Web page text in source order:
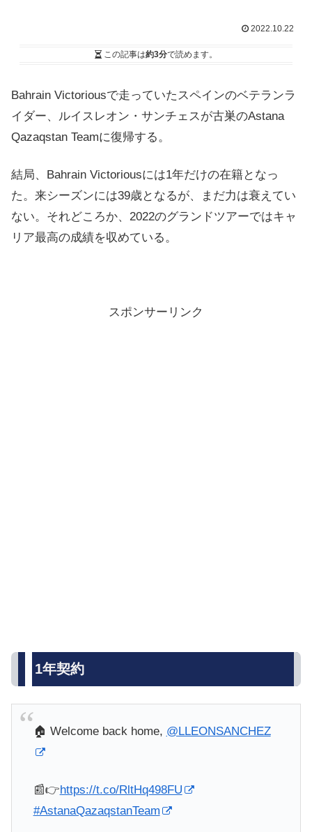
2022.10.22
この記事は約3分で読めます。
Bahrain Victoriousで走っていたスペインのベテランラ
イダー、ルイスレオン・サンチェスが古巣のAstana
Qazaqstan Teamに復帰する。
結局、Bahrain Victoriousには1年だけの在籍となっ
た。来シーズンには39歳となるが、まだ力は衰えてい
ない。それどころか、2022のグランドツアーではキャ
リア最高の成績を収めている。
スポンサーリンク
1年契約
🏠 Welcome back home, @LLEONSANCHEZ
📰👉https://t.co/RltHq498FU
#AstanaQazaqstanTeam